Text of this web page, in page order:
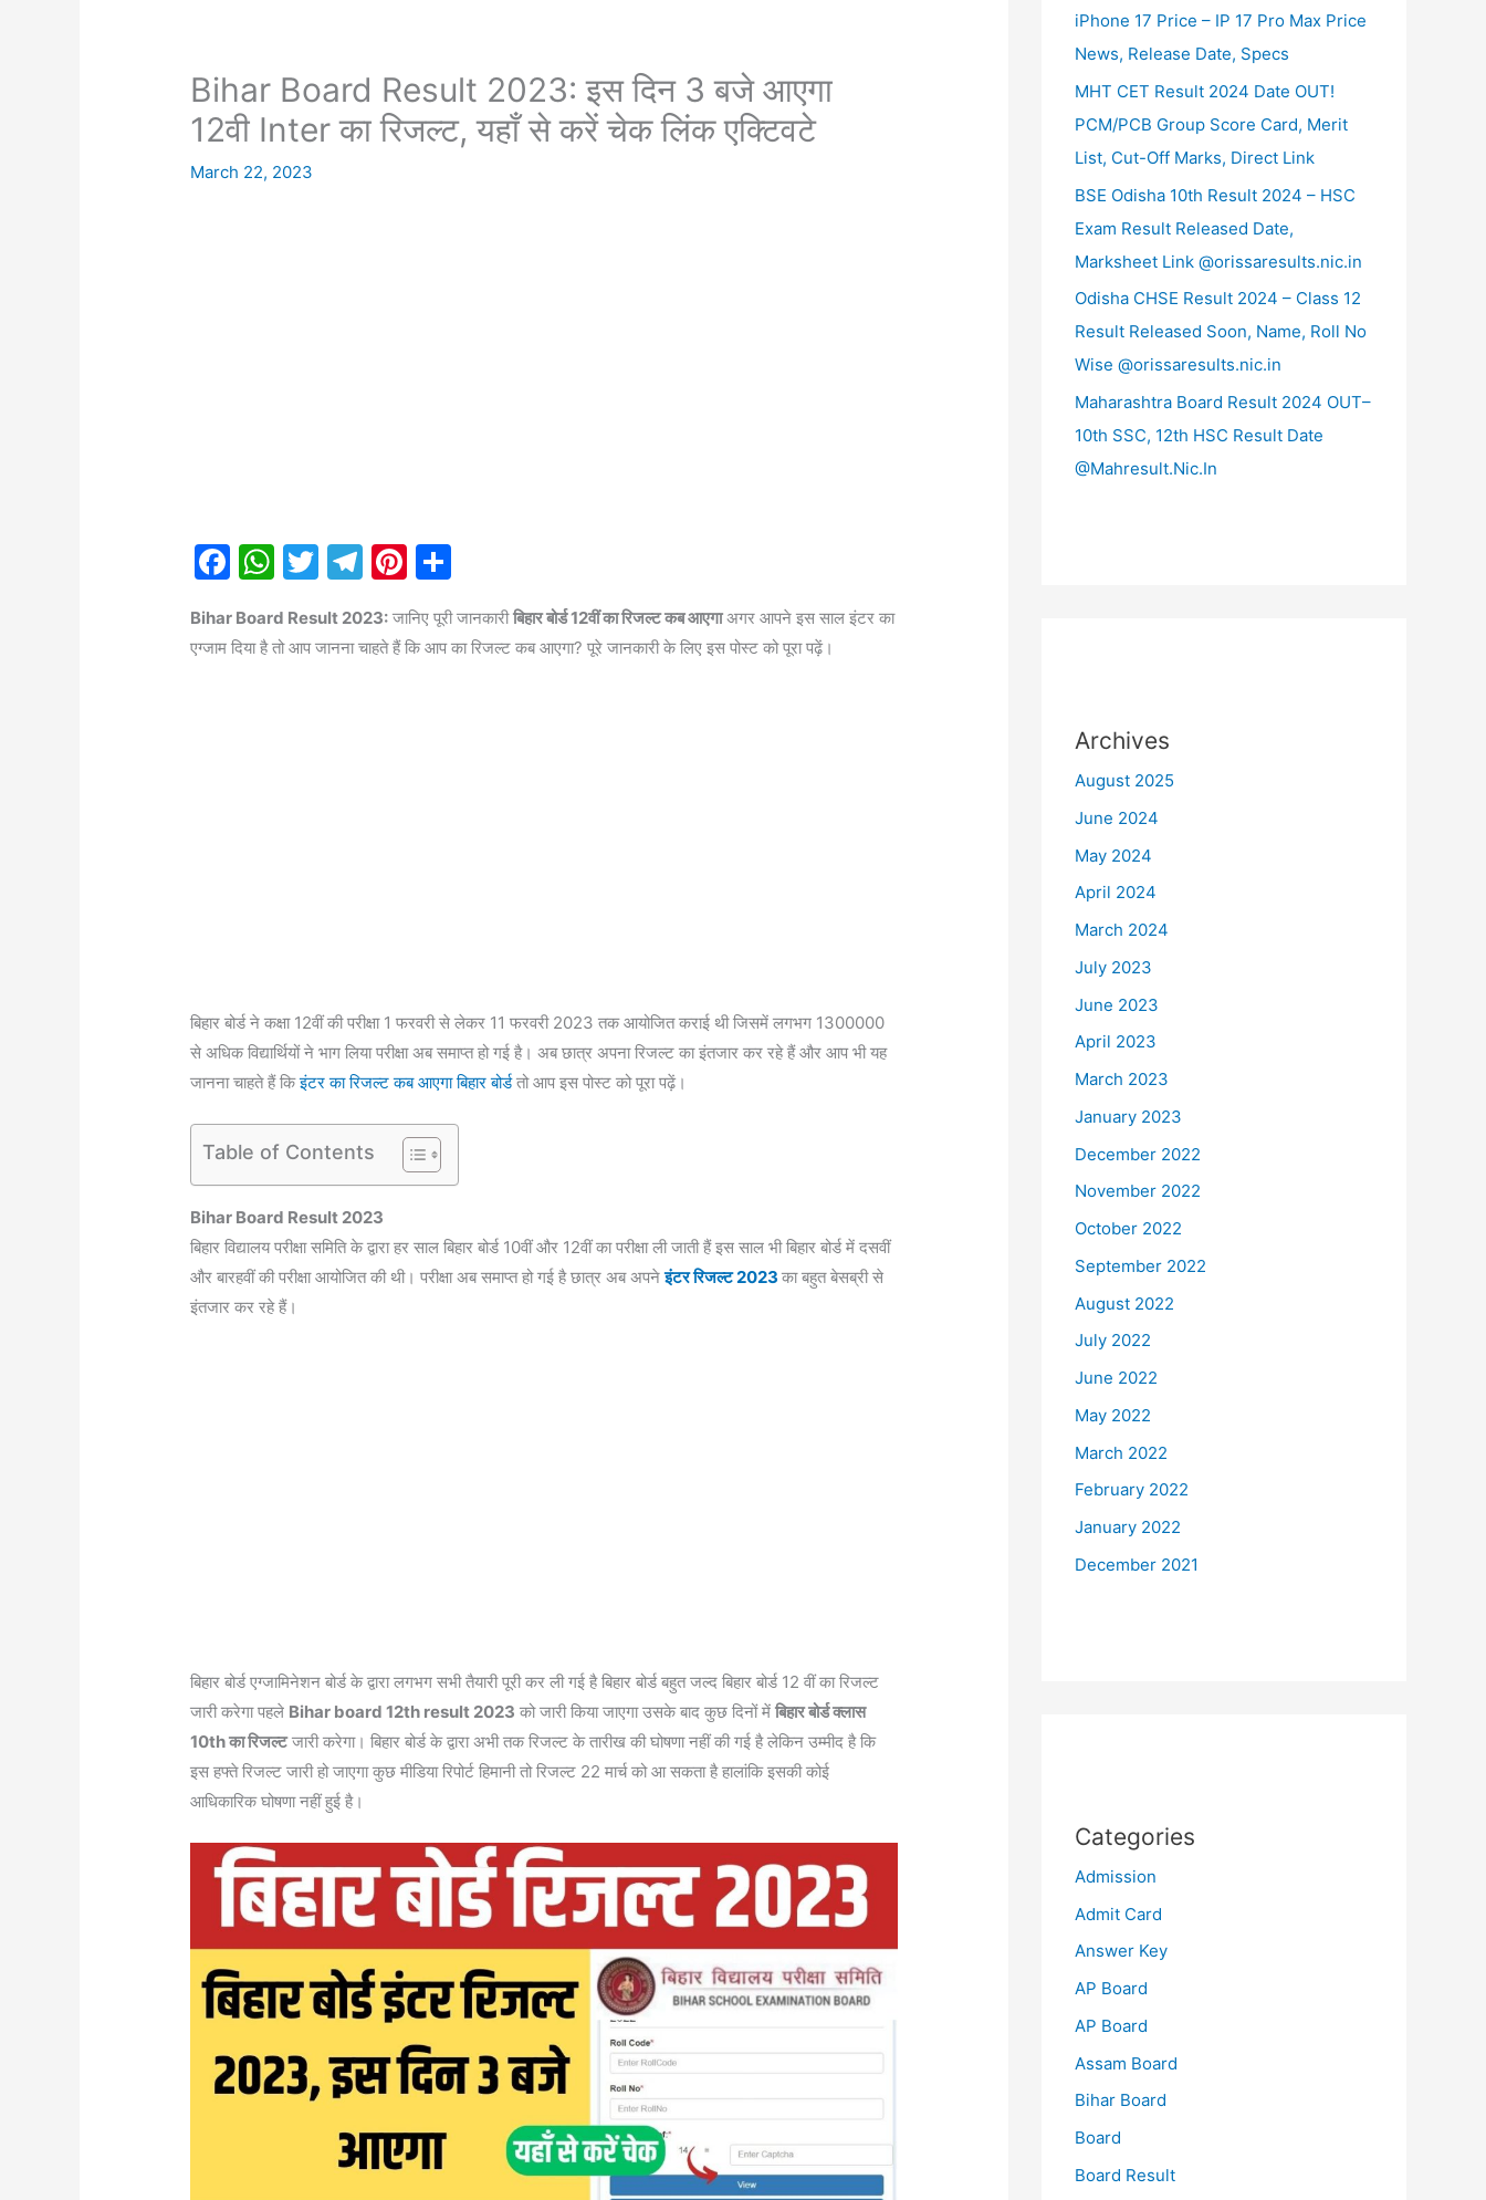
Bihar Board Result 2023: इस दिन 3 बजे आएगा
12वी Inter का रिजल्ट, यहाँ से करें चेक लिंक एक्टिवटे
March 22, 2023
F
c
e
W
at
s
T
itt
er
T
e
gr
Pi
er
e
ar
e
Bihar Board Result 2023: जानिए पूरी जानकारीबिहार बोर्ड 12वीं का रिजल्ट कब आएगाअगर आपने इस साल इंटर का
एग्जाम दिया है तो आप जानना चाहते हैं कि आप का रिजल्ट कब आएगा? पूरे जानकारी के लिए इस पोस्ट को पूरा पढ़ें।
बिहार बोर्ड ने कक्षा 12वीं की परीक्षा 1 फरवरी से लेकर 11 फरवरी 2023 तक आयोजित कराई थी जिसमें लगभग 1300000
से अधिक विद्यार्थियों ने भाग लिया परीक्षा अब समाप्त हो गई है। अब छात्र अपना रिजल्ट का इंतजार कर रहे हैं और आप भी यह
जानना चाहते हैं किइंटर का रिजल्ट कब आएगा बिहार बोर्डतो आप इस पोस्ट को पूरा पढ़ें।
Table of Contents
Bihar Board Result 2023
बिहार विद्यालय परीक्षा समिति के द्वारा हर साल बिहार बोर्ड 10वीं और 12वीं का परीक्षा ली जाती हैं इस साल भी बिहार बोर्ड में दसवीं
और बारहवीं की परीक्षा आयोजित की थी। परीक्षा अब समाप्त हो गई है छात्र अब अपनेइंटर रिजल्ट 2023 का बहुत बेसब्री से
इंतजार कर रहे हैं।
बिहार बोर्ड एग्जामिनेशन बोर्ड के द्वारा लगभग सभी तैयारी पूरी कर ली गई है बिहार बोर्ड बहुत जल्द बिहार बोर्ड 12 वीं का रिजल्ट
जारी करेगा पहले Bihar board 12th result 2023 को जारी किया जाएगा उसके बाद कुछ दिनों मेंबिहार बोर्ड क्लास
10th का रिजल्टजारी करेगा। बिहार बोर्ड के द्वारा अभी तक रिजल्ट के तारीख की घोषणा नहीं की गई है लेकिन उम्मीद है कि
इस हफ्ते रिजल्ट जारी हो जाएगा कुछ मीडिया रिपोर्ट हिमानी तो रिजल्ट 22 मार्च को आ सकता है हालांकि इसकी कोई
आधिकारिक घोषणा नहीं हुई है।
iPhone 17 Price – IP 17 Pro Max Price
News, Release Date, Specs
MHT CET Result 2024 Date OUT!
PCM/PCB Group Score Card, Merit
List, Cut-Off Marks, Direct Link
BSE Odisha 10th Result 2024 – HSC
Exam Result Released Date,
Marksheet Link @orissaresults.nic.in
Odisha CHSE Result 2024 – Class 12
Result Released Soon, Name, Roll No
Wise @orissaresults.nic.in
Maharashtra Board Result 2024 OUT–
10th SSC, 12th HSC Result Date
@Mahresult.Nic.In
Archives
August 2025
June 2024
May 2024
April 2024
March 2024
July 2023
June 2023
April 2023
March 2023
January 2023
December 2022
November 2022
October 2022
September 2022
August 2022
July 2022
June 2022
May 2022
March 2022
February 2022
January 2022
December 2021
Categories
Admission
Admit Card
Answer Key
AP Board
AP Board
Assam Board
Bihar Board
Board
Board Result